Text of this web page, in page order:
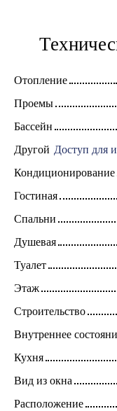
Отопление
Проемы
Бассейн
Другой
Кондиционирование
Гостиная
Спальни
Душевая
Туалет
Этаж
Строительство
Внутреннее
Кухня
Вид из окна
Расположение